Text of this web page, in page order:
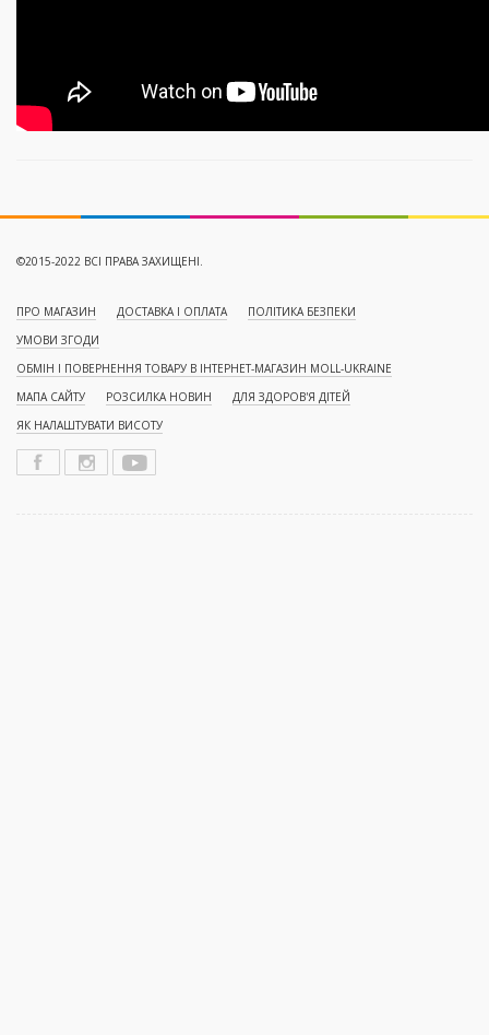
©2015-2022 ВСІ ПРАВА ЗАХИЩЕНІ.
ПРО МАГАЗИН ДОСТАВКА І ОПЛАТА
ПОЛІТИКА БЕЗПЕКИ
УМОВИ ЗГОДИ
ОБМІН І ПОВЕРНЕННЯ ТОВАРУ В ІНТЕРНЕТ-МАГАЗИН MOLL-UKRAINE
МАПА САЙТУ
РОЗСИЛКА НОВИН
ДЛЯ ЗДОРОВ'Я ДІТЕЙ
ЯК НАЛАШТУВАТИ ВИСОТУ